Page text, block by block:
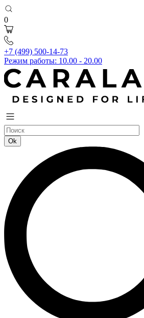
0
+7 (499) 500-14-73
Режим работы: 10.00 - 20.00